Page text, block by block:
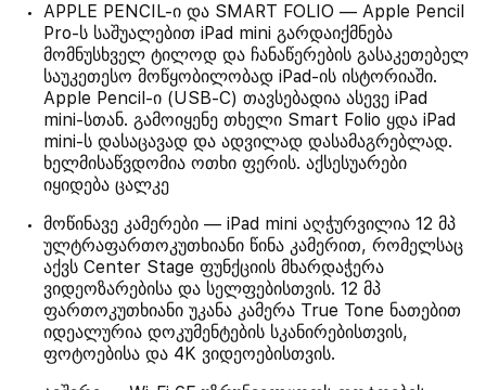
APPLE PENCIL-ი და SMART FOLIO — Apple Pencil
Pro-ს საშუალებით iPad mini გარდაიქმნება
მომნუსხველ ტილოდ და ჩანაწერების გასაკეთებელ
საუკეთესო მოწყობილობად iPad-ის ისტორიაში.
Apple Pencil-ი (USB-C) თავსებადია ასევე iPad
mini-სთან. გამოიყენე თხელი Smart Folio ყდა iPad
mini-ს დასაცავად და ადვილად დასამაგრებლად.
ხელმისაწვდომია ოთხი ფერის. აქსესუარები
იყიდება ცალკე
მოწინავე კამერები — iPad mini აღჭურვილია 12 მპ
ულტრაფართოკუთხიანი წინა კამერით, რომელსაც
აქვს Center Stage ფუნქციის მხარდაჭერა
ვიდეოზარებისა და სელფებისთვის. 12 მპ
ფართოკუთხიანი უკანა კამერა True Tone ნათებით
იდეალურია დოკუმენტების სკანირებისთვის,
ფოტოებისა და 4K ვიდეოებისთვის.